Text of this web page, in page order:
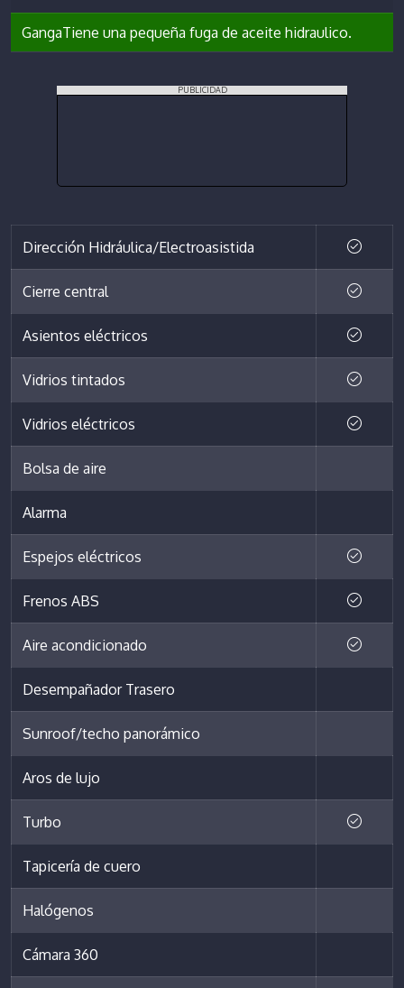
GangaTiene una pequeña fuga de aceite hidraulico.
PUBLICIDAD
Dirección Hidráulica/Electroasistida
Cierre central
Asientos eléctricos
Vidrios tintados
Vidrios eléctricos
Bolsa de aire
Alarma
Espejos eléctricos
Frenos ABS
Aire acondicionado
Desempañador Trasero
Sunroof/techo panorámico
Aros de lujo
Turbo
Tapicería de cuero
Halógenos
Cámara 360